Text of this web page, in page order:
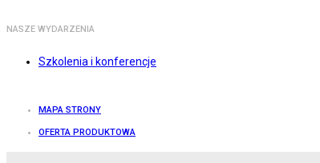
NASZE WYDARZENIA
Szkolenia i konferencje
MAPA STRONY
OFERTA PRODUKTOWA